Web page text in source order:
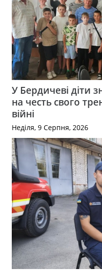
У Бердичеві діти
на честь свого
війні
Неділя, 9 Серпня, 2026